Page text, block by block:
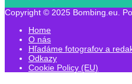
Copyright © 2025 Bombing.eu.
Home
O nás
Hľadáme fotografov a
Odkazy
Cookie Policy (EU)